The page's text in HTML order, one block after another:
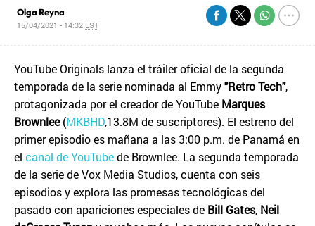
Olga Reyna
15/04/2021 - 14:32 EST
YouTube Originals lanza el tráiler oficial de la segunda
temporada de la serie nominada al Emmy"Retro Tech",
protagonizada por el creador de YouTube Marques
Brownlee(MKBHD,13.8M de suscriptores). El estreno del
primer episodio es mañana a las 3:00 p.m. de Panamá en
el canal de YouTubede Brownlee. La segunda temporada
de la serie de Vox Media Studios, cuenta con seis
episodios y explora las promesas tecnológicas del
pasado con apariciones especiales de Bill Gates, Neil